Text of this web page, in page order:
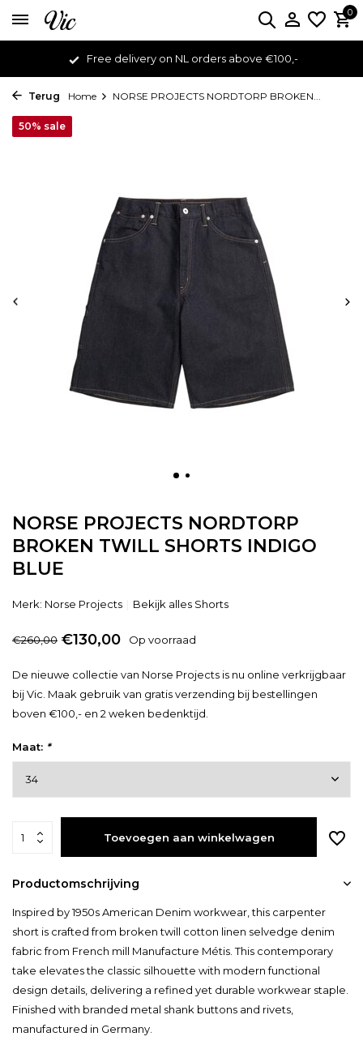
0
Free delivery on NL orders above €100,-
Terug Home NORSE PROJECTS NORDTORP BROKEN...
NORSE PROJECTS NORDTORP
BROKEN TWILL SHORTS INDIGO
BLUE
50% sale
Merk: Norse Projects Bekijk alles Shorts
€260,00 €130,00 Op voorraad
De nieuwe collectie van Norse Projects is nu online verkrijgbaar
bij Vic. Maak gebruik van gratis verzending bij bestellingen
boven €100,- en 2 weken bedenktijd.
Maat: *
Toevoegen aan winkelwagen
Productomschrijving
Inspired by 1950s American Denim workwear, this carpenter
short is crafted from broken twill cotton linen selvedge denim
fabric from French mill Manufacture Métis. This contemporary
take elevates the classic silhouette with modern functional
design details, delivering a refined yet durable workwear staple.
Finished with branded metal shank buttons and rivets,
manufactured in Germany.